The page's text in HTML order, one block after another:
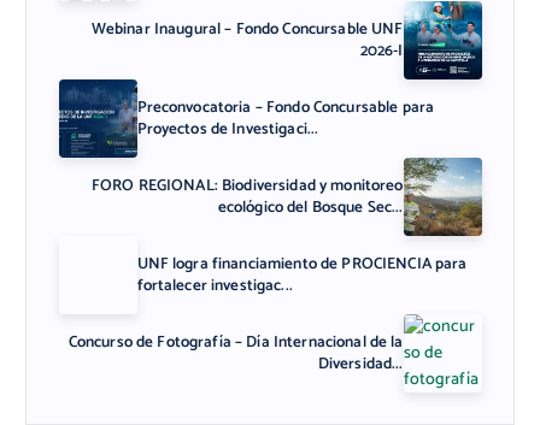
Webinar Inaugural – Fondo Concursable UNF
2026-I
Preconvocatoria – Fondo Concursable para
Proyectos de Investigaci...
FORO REGIONAL: Biodiversidad y monitoreo
ecológico del Bosque Sec...
UNF logra financiamiento de PROCIENCIA para
fortalecer investigac...
Concurso de Fotografía – Día Internacional de la
Diversidad...